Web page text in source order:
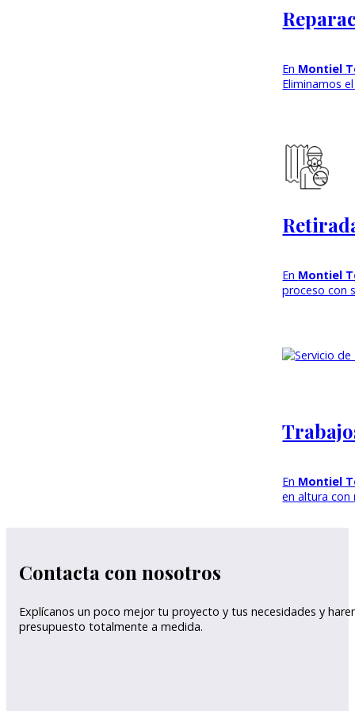
En Montiel
Eliminamos
En Montiel
proceso con
En Montiel
en altura con
Contacta con nosotros
Explícanos un poco mejor tu proyecto y tus necesidades y
presupuesto totalmente a medida.